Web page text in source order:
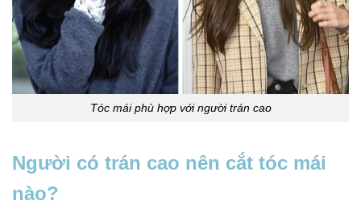
Tóc mái phù hợp với người trán cao
Người có trán cao nên cắt tóc mái
nào?